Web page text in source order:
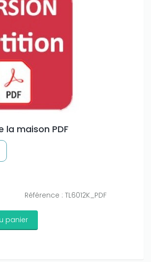
la maison PDF
Référence : TL6012K_PDF
panier